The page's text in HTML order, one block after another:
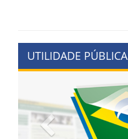
UTILIDADE PÚBLICA
Previous